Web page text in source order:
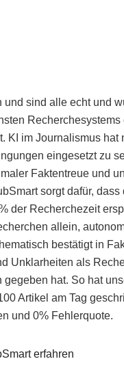
und sind alle echt und
Recherchesystems
KI im Journalismus hat
eingesetzt zu
Faktentreue und
sorgt dafür, dass
der Recherchezeit
allein,
bestätigt in
Unklarheiten als
hat. So hat
Artikel am Tag
und 0% Fehlerquote.
erfahren